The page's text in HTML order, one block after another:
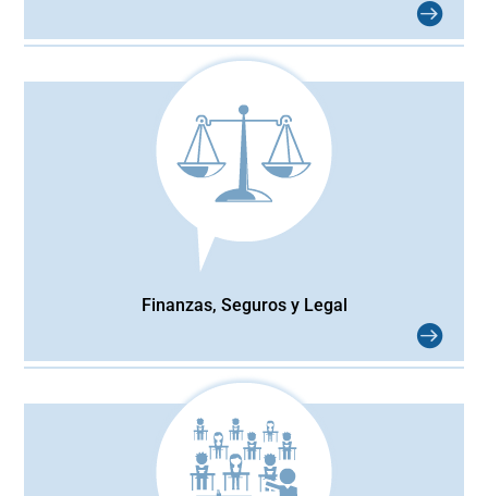
Finanzas, Seguros y Legal